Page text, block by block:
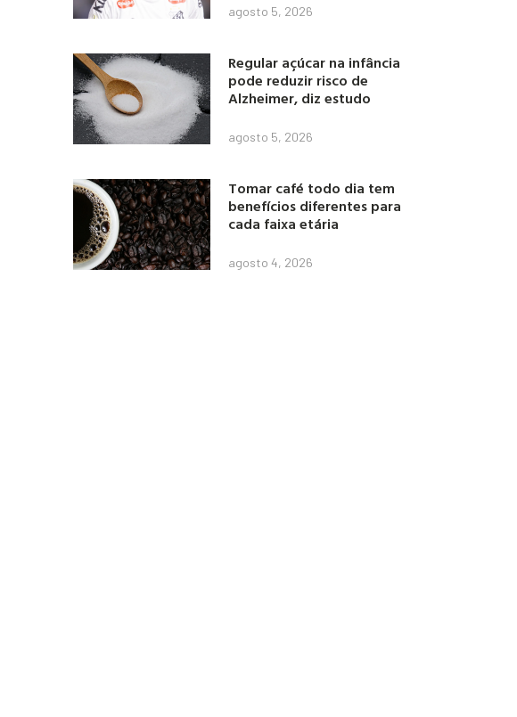
agosto 5, 2026
Regular açúcar na infância
pode reduzir risco de
Alzheimer, diz estudo
agosto 5, 2026
Tomar café todo dia tem
benefícios diferentes para
cada faixa etária
agosto 4, 2026